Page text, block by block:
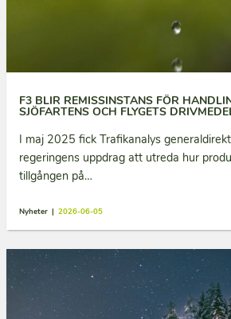
F3 BLIR REMISSINSTANS FÖR
SJÖFARTENS OCH FLYGETS
I maj 2025 fick Trafikanalys
regeringens uppdrag att utreda hur
tillgången på…
Nyheter | 2026-06-05